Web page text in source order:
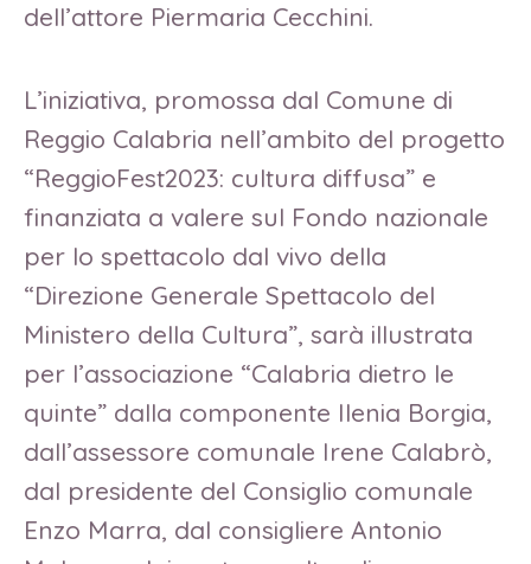
dell’attore Piermaria Cecchini.
L’iniziativa, promossa dal Comune di
Reggio Calabria nell’ambito del progetto
“ReggioFest2023: cultura diffusa” e
finanziata a valere sul Fondo nazionale
per lo spettacolo dal vivo della
“Direzione Generale Spettacolo del
Ministero della Cultura”, sarà illustrata
per l’associazione “Calabria dietro le
quinte” dalla componente Ilenia Borgia,
dall’assessore comunale Irene Calabrò,
dal presidente del Consiglio comunale
Enzo Marra, dal consigliere Antonio